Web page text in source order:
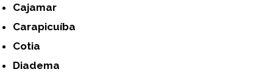
Cajamar
Carapicuíba
Cotia
Diadema